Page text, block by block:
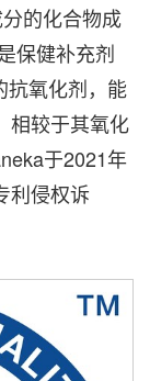
的化合物成
保健补充剂
抗氧化剂，能
相较于其氧化
于2021年
利侵权诉